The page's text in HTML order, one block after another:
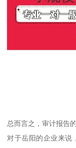
总而言之，审计报告
对于岳阳的企业来说